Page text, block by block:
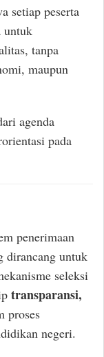
setiap peserta
untuk
tanpa
maupun
agenda
pada
penerimaan
dirancang untuk
seleksi
transparansi,
proses
negeri.